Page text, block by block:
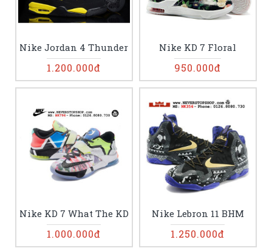
Nike Jordan 4 Thunder
1.200.000đ
Nike KD 7 Floral
950.000đ
Nike KD 7 What The KD
1.000.000đ
Nike Lebron 11 BHM
1.250.000đ